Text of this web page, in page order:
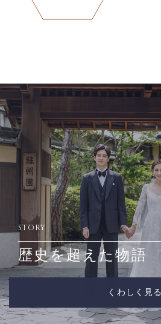
STORY
歴史を超えた物語
くわしく見る